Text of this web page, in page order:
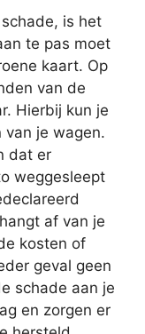
is het
te pas moet
kaart. Op
van de
Hierbij kun je
je wagen.
dat er
weggesleept
af van je
kosten of
geval geen
schade aan je
en zorgen er